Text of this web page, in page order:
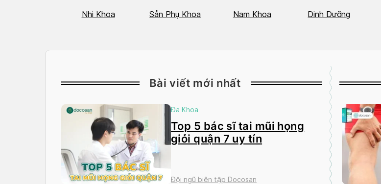
Nhi Khoa Sản Phụ Khoa Nam Khoa Dinh Dưỡng
Bài viết mới nhất
Đa Khoa
Top 5 bác sĩ tai mũi họng
giỏi quận 7 uy tín
Đội ngũ biên tập Docosan